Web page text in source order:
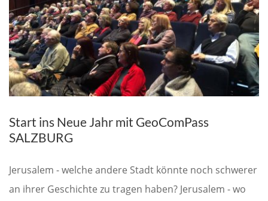
Start ins Neue Jahr mit GeoComPass
SALZBURG
Jerusalem - welche andere Stadt könnte noch schwerer
an ihrer Geschichte zu tragen haben? Jerusalem - wo